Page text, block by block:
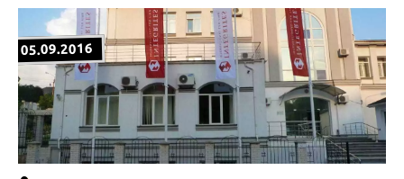
05.09.2016